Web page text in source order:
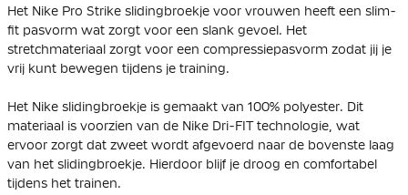
Het Nike Pro Strike slidingbroekje voor vrouwen heeft een slim-
fit pasvorm wat zorgt voor een slank gevoel. Het
stretchmateriaal zorgt voor een compressiepasvorm zodat jij je
vrij kunt bewegen tijdens je training.
Het Nike slidingbroekje is gemaakt van 100% polyester. Dit
materiaal is voorzien van de Nike Dri-FIT technologie, wat
ervoor zorgt dat zweet wordt afgevoerd naar de bovenste laag
van het slidingbroekje. Hierdoor blijf je droog en comfortabel
tijdens het trainen.